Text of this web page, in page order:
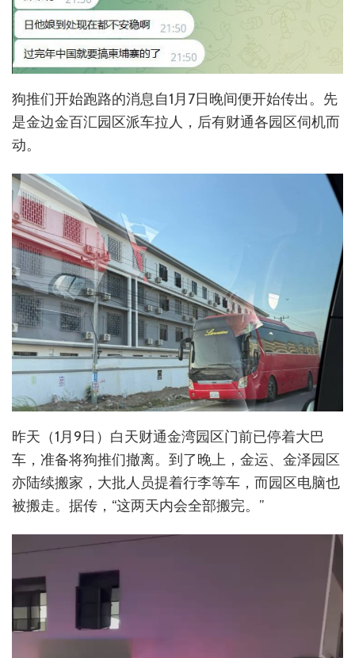
狗推们开始跑路的消息自1月7日晚间便开始传出。先
是金边金百汇园区派车拉人，后有财通各园区伺机而
动。
昨天（1月9日）白天财通金湾园区门前已停着大巴
车，准备将狗推们撤离。到了晚上，金运、金泽园区
亦陆续搬家，大批人员提着行李等车，而园区电脑也
被搬走。据传，“这两天内会全部搬完。”